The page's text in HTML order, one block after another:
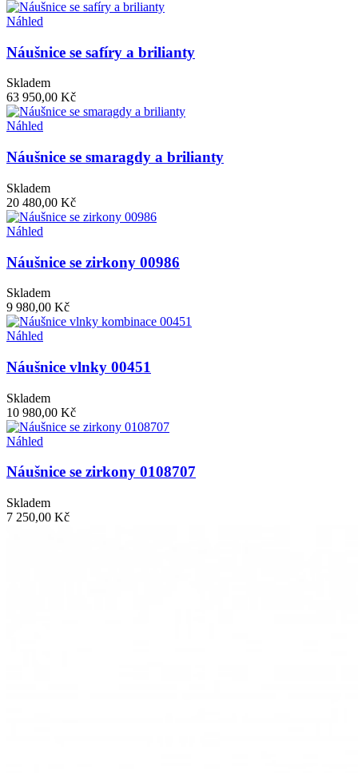
Náhled
Náušnice se safíry a brilianty
Skladem
63 950,00 Kč
Náhled
Náušnice se smaragdy a brilianty
Skladem
20 480,00 Kč
Náhled
Náušnice se zirkony 00986
Skladem
9 980,00 Kč
Náhled
Náušnice vlnky 00451
Skladem
10 980,00 Kč
Náhled
Náušnice se zirkony 0108707
Skladem
7 250,00 Kč